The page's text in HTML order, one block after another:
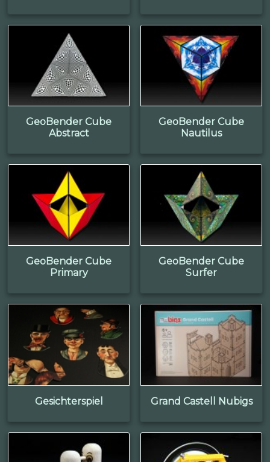
GeoBender Cube
Abstract
GeoBender Cube
Nautilus
GeoBender Cube
Primary
GeoBender Cube
Surfer
Gesichterspiel Grand Castell Nubigs